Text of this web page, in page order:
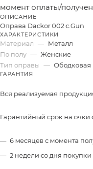
момент оплаты/
ОПИСАНИЕ
Оправа Dackor 002 c.Gun
ХАРАКТЕРИСТИКИ
Материал — Металл
По полу — Женские
Тип оправы — Ободковая
ГАРАНТИЯ
Вся реализуемая
Гарантийный срок на очки
6 месяцев с момента
2 недели со дня